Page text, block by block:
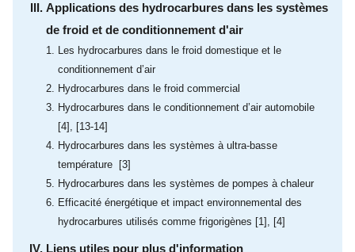
Applications des hydrocarbures dans les systèmes
de froid et de conditionnement d'air
Les hydrocarbures dans le froid domestique et le
conditionnement d’air
Hydrocarbures dans le froid commercial
Hydrocarbures dans le conditionnement d’air automobile
[4], [13-14]
Hydrocarbures dans les systèmes à ultra-basse
température [3]
Hydrocarbures dans les systèmes de pompes à chaleur
Efficacité énergétique et impact environnemental des
hydrocarbures utilisés comme frigorigènes [1], [4]
Liens utiles pour plus d'information